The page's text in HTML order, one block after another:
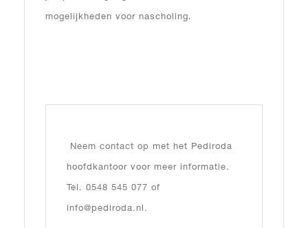
mogelijkheden voor nascholing.
Neem contact op met het Pediroda
hoofdkantoor voor meer informatie.
Tel. 0548 545 077 of
info@pediroda.nl.